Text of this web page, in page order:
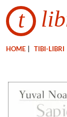
t
HOME TIBI-LIBRI